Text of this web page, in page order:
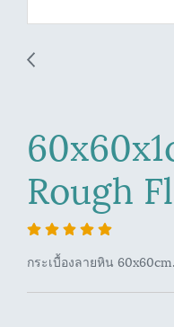
Rough
กระเบื้องลายหิน